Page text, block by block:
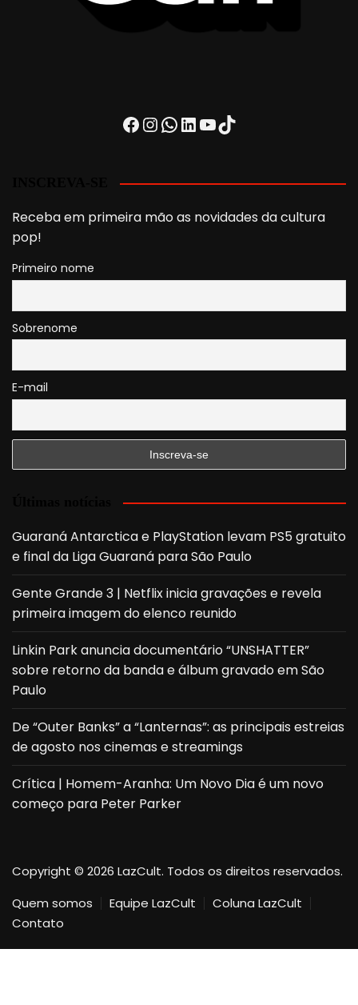
Facebook
Instagram
WhatsApp
LinkedIn
Youtube
TikTok
Receba em primeira mão as novidades da cultura
pop!
Primeiro nome
Sobrenome
E-mail
Guaraná Antarctica e PlayStation levam PS5 gratuito
e final da Liga Guaraná para São Paulo
Gente Grande 3 | Netflix inicia gravações e revela
primeira imagem do elenco reunido
Linkin Park anuncia documentário “UNSHATTER”
sobre retorno da banda e álbum gravado em São
Paulo
De “Outer Banks” a “Lanternas”: as principais estreias
de agosto nos cinemas e streamings
Crítica | Homem-Aranha: Um Novo Dia é um novo
começo para Peter Parker
Copyright © 2026 LazCult. Todos os direitos reservados.
Quem somos
Equipe LazCult
Coluna LazCult
Contato